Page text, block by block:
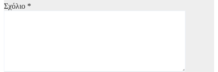
Σχόλιο *